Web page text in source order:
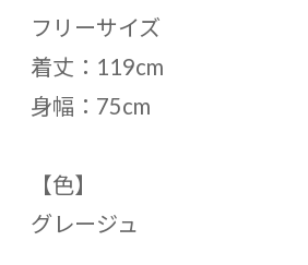
フリーサイズ
着丈：119cm
身幅：75cm
【色】
グレージュ